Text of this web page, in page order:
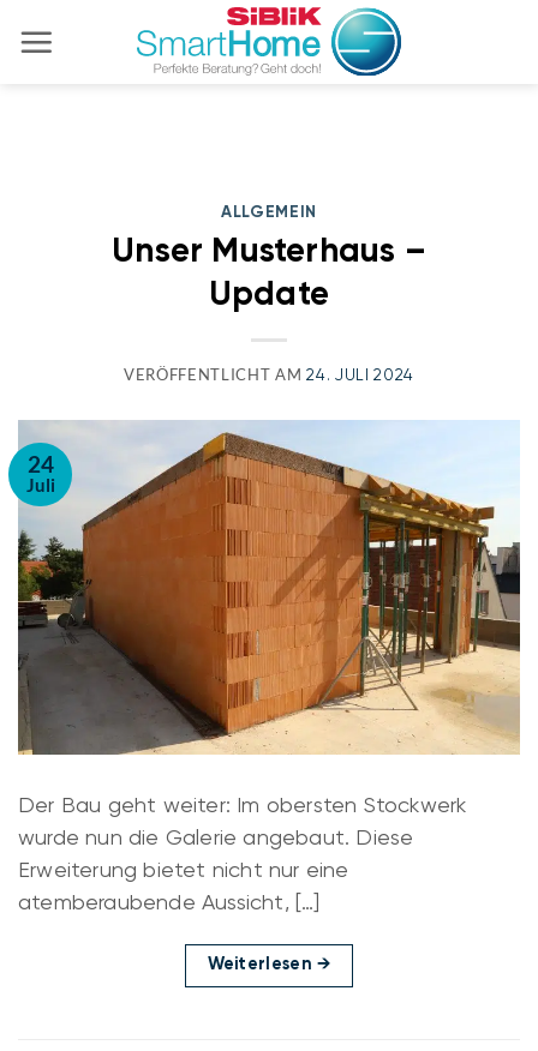
Inhalt
ALLGEMEIN
Unser Musterhaus –
Update
VERÖFFENTLICHT AM24. JULI 2024
24
Juli
Der Bau geht weiter: Im obersten Stockwerk
wurde nun die Galerie angebaut. Diese
Erweiterung bietet nicht nur eine
atemberaubende Aussicht, […]
Weiterlesen→